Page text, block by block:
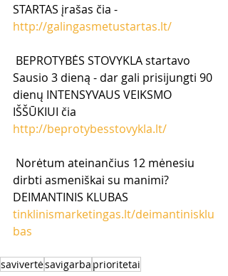
STARTAS įrašas čia -
http://galingasmetustartas.lt/
Sausio 3 dieną - dar gali prisijungti 90
dienų INTENSYVAUS VEIKSMO
IŠŠŪKIUI čia
http://beprotybesstovykla.lt/
dirbti asmeniškai su manimi?
DEIMANTINIS KLUBAS
tinklinismarketingas.lt/deimantinisklu
bas
savivertėsavigarba prioritetai